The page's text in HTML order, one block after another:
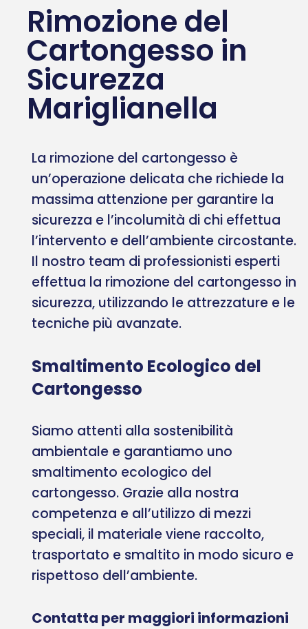
Rimozione del
Cartongesso in
Sicurezza
Mariglianella
La rimozione del cartongesso è
un’operazione delicata che richiede la
massima attenzione per garantire la
sicurezza e l’incolumità di chi effettua
l’intervento e dell’ambiente circostante.
Il nostro team di professionisti esperti
effettua la rimozione del cartongesso in
sicurezza, utilizzando le attrezzature e le
tecniche più avanzate.
Smaltimento Ecologico del
Cartongesso
Siamo attenti alla sostenibilità
ambientale e garantiamo uno
smaltimento ecologico del
cartongesso. Grazie alla nostra
competenza e all’utilizzo di mezzi
speciali, il materiale viene raccolto,
trasportato e smaltito in modo sicuro e
rispettoso dell’ambiente.
Contatta per maggiori informazioni